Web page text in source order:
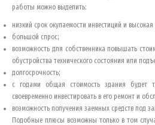
работы можно выделить:
низкий срок окупаемости инвестиций и
большой спрос;
возможность для собственника повышать
обустройства технического состояния или
долгосрочность;
с годами общая стоимость здания будет
своевременно инвестировать в его ремонт и
возможность получения заемных средств под
Подобные плюсы возможны только в том